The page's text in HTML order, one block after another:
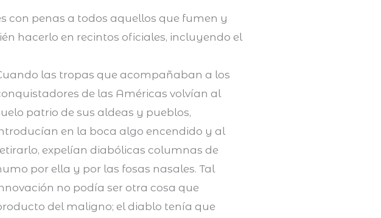
con penas a todos aquellos que fumen y
hacerlo en recintos oficiales, incluyendo el
las tropas que acompañaban a los
de las Américas volvían al
patrio de sus aldeas y pueblos,
en la boca algo encendido y al
expelían diabólicas columnas de
por ella y por las fosas nasales. Tal
no podía ser otra cosa que
del maligno; el diablo tenía que